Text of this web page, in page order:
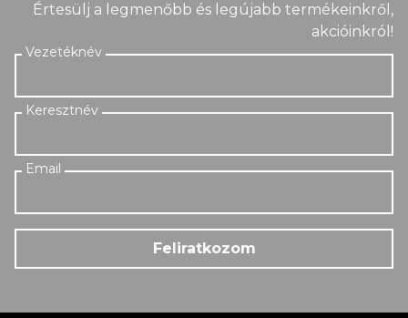
Értesülj a legmenőbb és legújabb termékeinkről,
akcióinkról!
Feliratkozom